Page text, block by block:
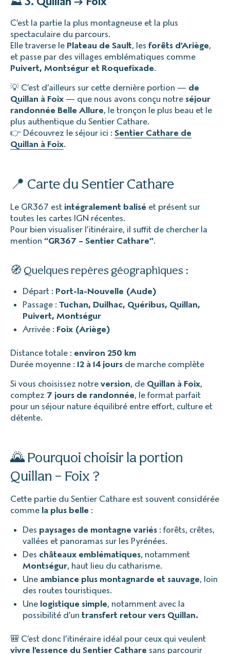
C’est la partie la plus montagneuse et la plus
spectaculaire du parcours.
Elle traverse le Plateau de Sault, les forêts d’Ariège,
et passe par des villages emblématiques comme
Puivert, Montségur et Roquefixade.
💡 C’est d’ailleurs sur cette dernière portion — de
Quillan à Foix — que nous avons conçu notre séjour
randonnée Belle Allure, le tronçon le plus beau et le
plus authentique du Sentier Cathare.
👉 Découvrez le séjour ici : Sentier Cathare de
Quillan à Foix.
📍 Carte du Sentier Cathare
Le GR367 est intégralement balisé et présent sur
toutes les cartes IGN récentes.
Pour bien visualiser l’itinéraire, il suffit de chercher la
mention “GR367 – Sentier Cathare”.
🧭 Quelques repères géographiques :
Départ : Port-la-Nouvelle (Aude)
Passage : Tuchan, Duilhac, Quéribus, Quillan,
Puivert, Montségur
Arrivée : Foix (Ariège)
Distance totale : environ 250 km
Durée moyenne : 12 à 14 jours de marche complète
Si vous choisissez notre version, de Quillan à Foix,
comptez 7 jours de randonnée, le format parfait
pour un séjour nature équilibré entre effort, culture et
détente.
🌄 Pourquoi choisir la portion
Quillan – Foix ?
Cette partie du Sentier Cathare est souvent considérée
comme la plus belle :
Des paysages de montagne variés : forêts, crêtes,
vallées et panoramas sur les Pyrénées.
Des châteaux emblématiques, notamment
Montségur, haut lieu du catharisme.
Une ambiance plus montagnarde et sauvage, loin
des routes touristiques.
Une logistique simple, notamment avec la
possibilité d’untransfert retour vers Quillan.
🎒 C’est donc l’itinéraire idéal pour ceux qui veulent
vivre l’essence du Sentier Cathare sans parcourir